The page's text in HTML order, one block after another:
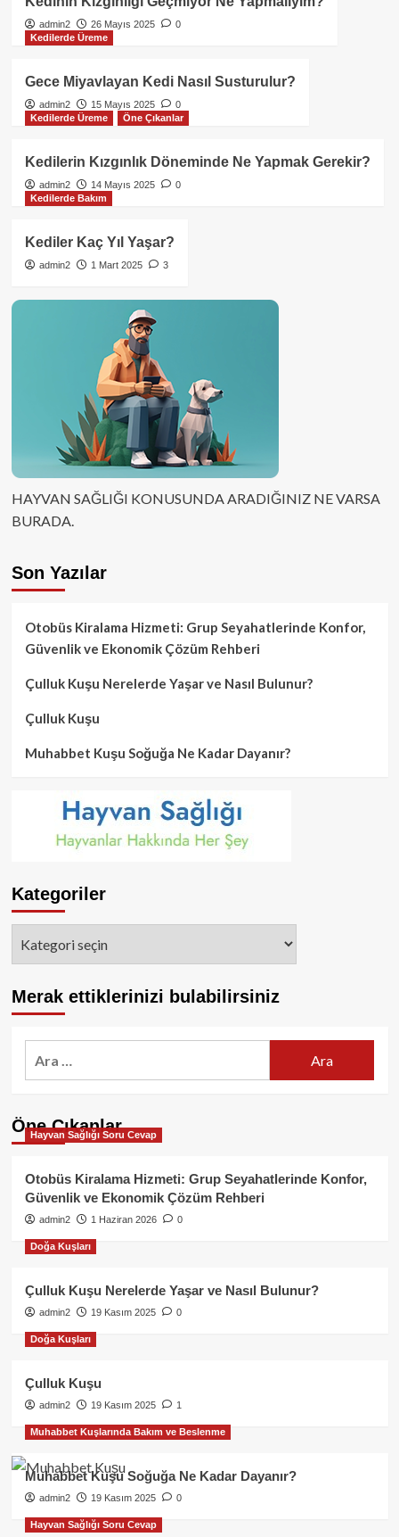
admin2 26 Mayıs 2025
0
Kedilerde Üreme
Gece Miyavlayan Kedi Nasıl Susturulur?
admin2 15 Mayıs 2025
0
Kedilerde Üreme
Öne Çıkanlar
Kedilerin Kızgınlık Döneminde Ne Yapmak Gerekir?
admin2 14 Mayıs 2025
0
Kedilerde Bakım
Kediler Kaç Yıl Yaşar?
admin2 1 Mart 2025 3
HAYVAN SAĞLIĞI KONUSUNDA ARADIĞINIZ NE VARSA
BURADA.
Son Yazılar
Otobüs Kiralama Hizmeti: Grup Seyahatlerinde Konfor,
Güvenlik ve Ekonomik Çözüm Rehberi
Çulluk Kuşu Nerelerde Yaşar ve Nasıl Bulunur?
Çulluk Kuşu
Muhabbet Kuşu Soğuğa Ne Kadar Dayanır?
Kategoriler
Merak ettiklerinizi bulabilirsiniz
Öne Çıkanlar
Hayvan Sağlığı Soru Cevap
Otobüs Kiralama Hizmeti: Grup Seyahatlerinde Konfor,
Güvenlik ve Ekonomik Çözüm Rehberi
admin2 1 Haziran 2026 0
Doğa Kuşları
Çulluk Kuşu Nerelerde Yaşar ve Nasıl Bulunur?
admin2 19 Kasım 2025 0
Doğa Kuşları
Çulluk Kuşu
admin2 19 Kasım 2025 1
Muhabbet Kuşlarında Bakım ve Beslenme
Muhabbet Kuşu Soğuğa Ne Kadar Dayanır?
admin2 19 Kasım 2025 0
Hayvan Sağlığı Soru Cevap